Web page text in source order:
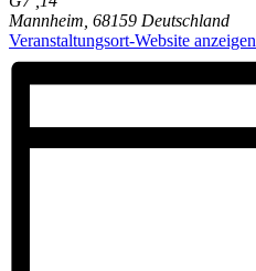
Mannheim 68159 Deutschland
Veranstaltungsort-Website anzeigen